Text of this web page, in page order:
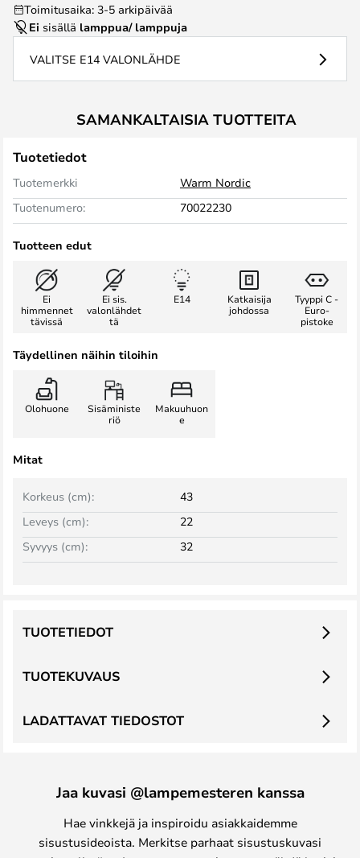
Toimitusaika: 3-5 arkipäivää
Ei sisällä lamppua/ lamppuja
VALITSE E14 VALONLÄHDE
SAMANKALTAISIA TUOTTEITA
Tuotetiedot
Tuotemerkki
Warm Nordic
Tuotenumero:
70022230
Tuotteen edut
Ei
himmennet
tävissä
Ei sis.
valonlähdet
tä
E14
Katkaisija
johdossa
Tyyppi C -
Euro-
pistoke
Täydellinen näihin tiloihin
Olohuone
Sisäministe
riö
Makuuhuon
e
Mitat
Leveys (cm): 22
Korkeus (cm): 43
Syvyys (cm): 32
TUOTEKUVAUS
TUOTETIEDOT
LADATTAVAT TIEDOSTOT
Jaa kuvasi @lampemesteren kanssa
Hae vinkkejä ja inspiroidu asiakkaidemme
sisustusideoista. Merkitse parhaat sisustuskuvasi